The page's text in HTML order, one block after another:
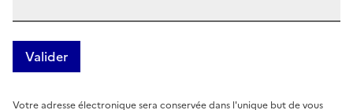
Votre adresse électronique sera conservée dans l'unique but de vous